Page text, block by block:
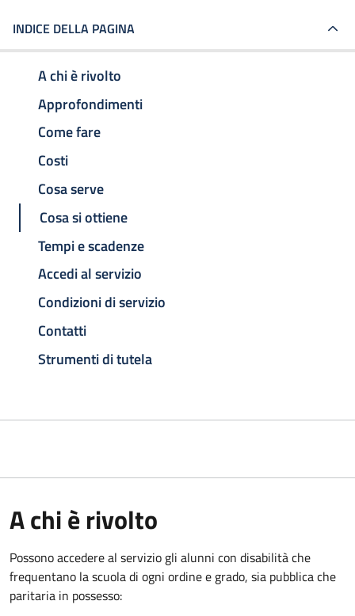
INDICE DELLA PAGINA
A chi è rivolto
Approfondimenti
Come fare
Costi
Cosa serve
Cosa si ottiene
Tempi e scadenze
Accedi al servizio
Condizioni di servizio
Contatti
Strumenti di tutela
A chi è rivolto
Possono accedere al servizio gli alunni con disabilità che
frequentano la scuola di ogni ordine e grado, sia pubblica che
paritaria in possesso: